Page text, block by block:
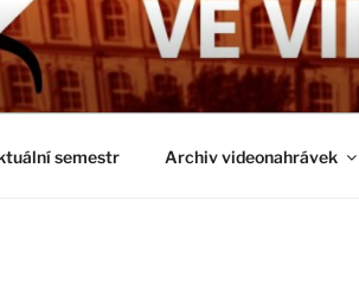
VE
biologická témata
semestr Archiv videonahrávek